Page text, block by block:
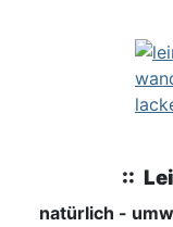
::
natürlich -